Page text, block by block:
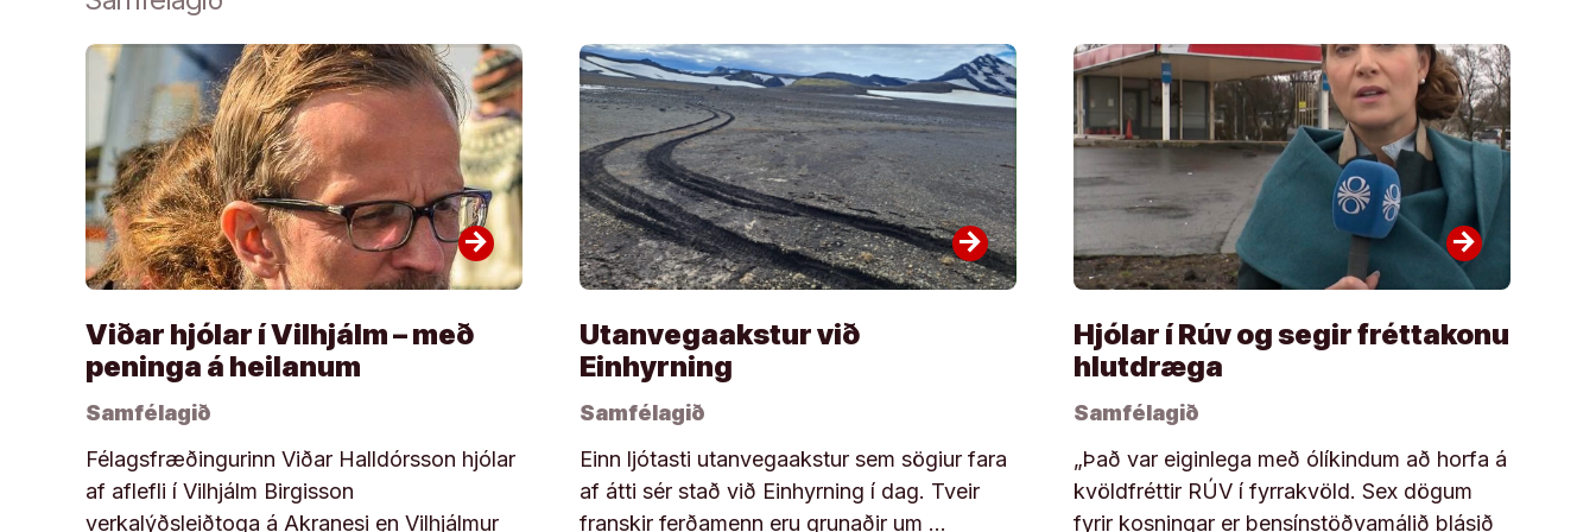
arrow_forward
Viðar hjólar í Vilhjálm – með
peninga á heilanum
Samfélagið
Félagsfræðingurinn Viðar Halldórsson hjólar
af aflefli í Vilhjálm Birgisson
verkalýðsleiðtoga á Akranesi en Vilhjálmur
arrow_forward
Utanvegaakstur við
Einhyrning
Samfélagið
Einn ljótasti utanvegaakstur sem sögiur fara
af átti sér stað við Einhyrning í dag. Tveir
franskir ferðamenn eru grunaðir um …
arrow_forward
Hjólar í Rúv og segir fréttakonu
hlutdræga
Samfélagið
„Það var eiginlega með ólíkindum að horfa á
kvöldfréttir RÚV í fyrrakvöld. Sex dögum
fyrir kosningar er bensínstöðvamálið blásið